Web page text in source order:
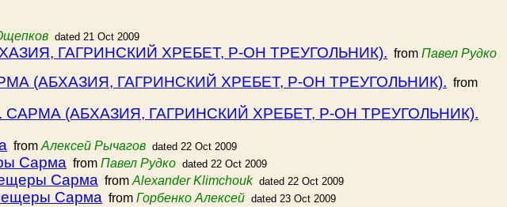
dated 21 Oct 2009
ГАГРИНСКИЙ ХРЕБЕТ, Р-ОН ТРЕУГОЛЬНИК). from Павел Рудко
(АБХАЗИЯ, ГАГРИНСКИЙ ХРЕБЕТ, Р-ОН ТРЕУГОЛЬНИК). from
(АБХАЗИЯ, ГАГРИНСКИЙ ХРЕБЕТ, Р-ОН ТРЕУГОЛЬНИК).
from Алексей Рычагов dated 22 Oct 2009
Сарма from Павел Рудко dated 22 Oct 2009
Сарма from Alexander Klimchouk dated 22 Oct 2009
Сарма from Горбенко Алексей dated 23 Oct 2009